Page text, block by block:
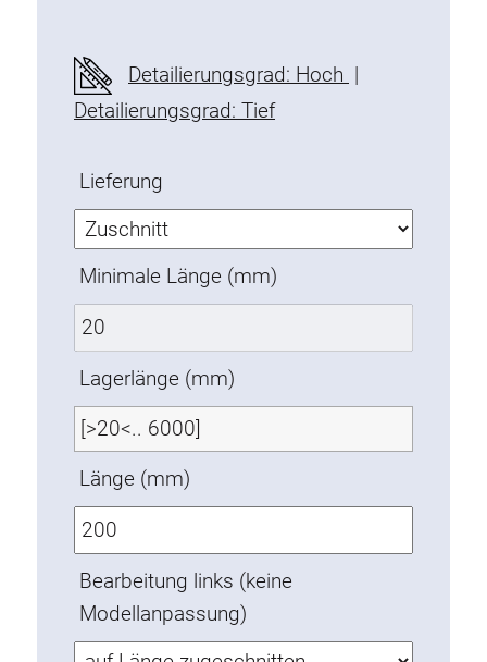
Befestigungsleisten
Uniblöcke
Befestigungswinkel
T-Schrauben
Gewindeteile
Gewindeplatten
Doppelgewindeplatten
Halbrundgewindeplatten
Nutensteine
Nutensteine schwenkbar
Doppelnutensteine
Hammermuttern
Verdrehsicherungen
Gewindeeinsätze
Bodenverbindungselemente
Rollenelemente
Kunststoffelemente
Detailierungsgrad: Hoch |
Detailierungsgrad: Tief
Lieferung
Minimale Länge (mm)
Lagerlänge (mm)
Länge (mm)
Bearbeitung links (keine
Modellanpassung)